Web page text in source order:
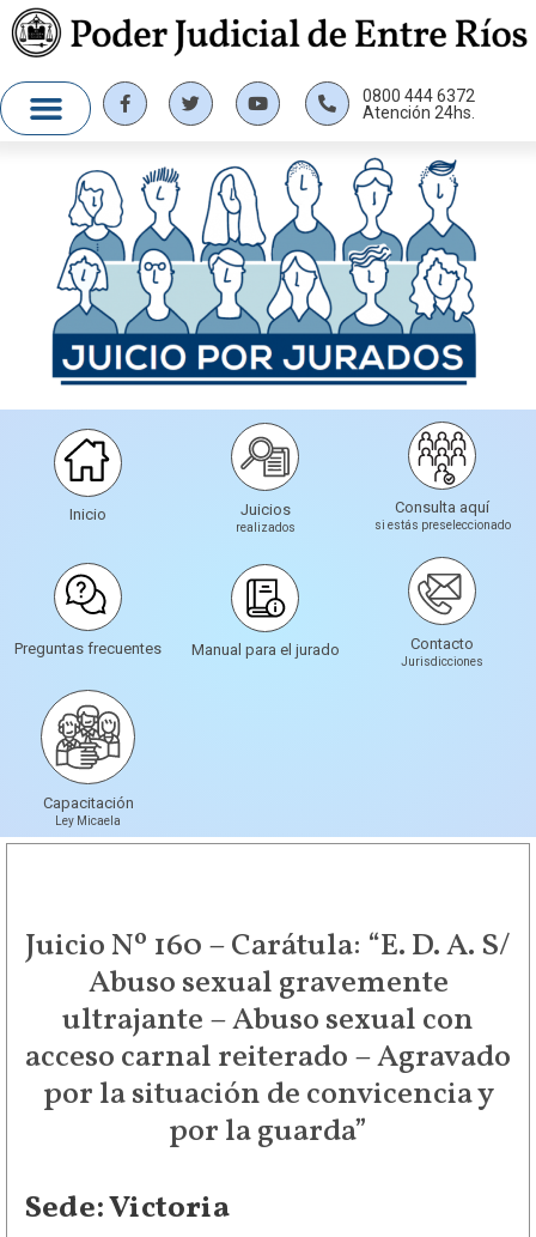
0800 444 6372
Atención 24hs.
Inicio Juicios
realizados
Consulta aquí
si estás preseleccionado
Preguntas frecuentes Manual para el jurado Contacto
Jurisdicciones
Capacitación
Ley Micaela
Juicio Nº 160 – Carátula: “E. D. A. S/
Abuso sexual gravemente
ultrajante – Abuso sexual con
acceso carnal reiterado – Agravado
por la situación de convicencia y
por la guarda”
Sede: Victoria